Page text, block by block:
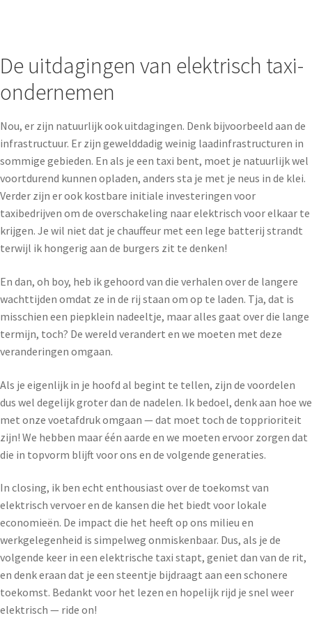
De uitdagingen van elektrisch taxi-
ondernemen
Nou, er zijn natuurlijk ook uitdagingen. Denk bijvoorbeeld aan de
infrastructuur. Er zijn gewelddadig weinig laadinfrastructuren in
sommige gebieden. En als je een taxi bent, moet je natuurlijk wel
voortdurend kunnen opladen, anders sta je met je neus in de klei.
Verder zijn er ook kostbare initiale investeringen voor
taxibedrijven om de overschakeling naar elektrisch voor elkaar te
krijgen. Je wil niet dat je chauffeur met een lege batterij strandt
terwijl ik hongerig aan de burgers zit te denken!
En dan, oh boy, heb ik gehoord van die verhalen over de langere
wachttijden omdat ze in de rij staan om op te laden. Tja, dat is
misschien een piepklein nadeeltje, maar alles gaat over die lange
termijn, toch? De wereld verandert en we moeten met deze
veranderingen omgaan.
Als je eigenlijk in je hoofd al begint te tellen, zijn de voordelen
dus wel degelijk groter dan de nadelen. Ik bedoel, denk aan hoe we
met onze voetafdruk omgaan — dat moet toch de topprioriteit
zijn! We hebben maar één aarde en we moeten ervoor zorgen dat
die in topvorm blijft voor ons en de volgende generaties.
In closing, ik ben echt enthousiast over de toekomst van
elektrisch vervoer en de kansen die het biedt voor lokale
economieën. De impact die het heeft op ons milieu en
werkgelegenheid is simpelweg onmiskenbaar. Dus, als je de
volgende keer in een elektrische taxi stapt, geniet dan van de rit,
en denk eraan dat je een steentje bijdraagt aan een schonere
toekomst. Bedankt voor het lezen en hopelijk rijd je snel weer
elektrisch — ride on!